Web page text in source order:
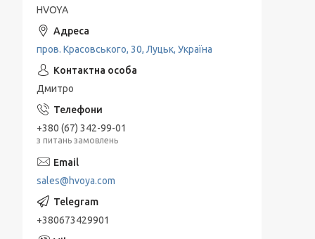
HVOYA
пров. Красовського, 30, Луцьк, Україна
Дмитро
+380 (67) 342-99-01
з питань замовлень
sales@hvoya.com
+380673429901